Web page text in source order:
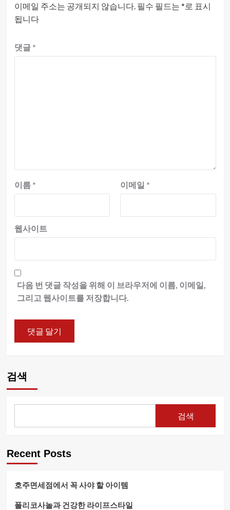
이메일 주소는 공개되지 않습니다. 필수 필드는 * 로 표시
됩니다
댓글 *
이름 * 이메일 *
웹사이트
다음 번 댓글 작성을 위해 이 브라우저에 이름, 이메일,
그리고 웹사이트를 저장합니다.
검색
검색
Recent Posts
호주면세점에서 꼭 사야 할 아이템
폴리코사놀과 건강한 라이프스타일